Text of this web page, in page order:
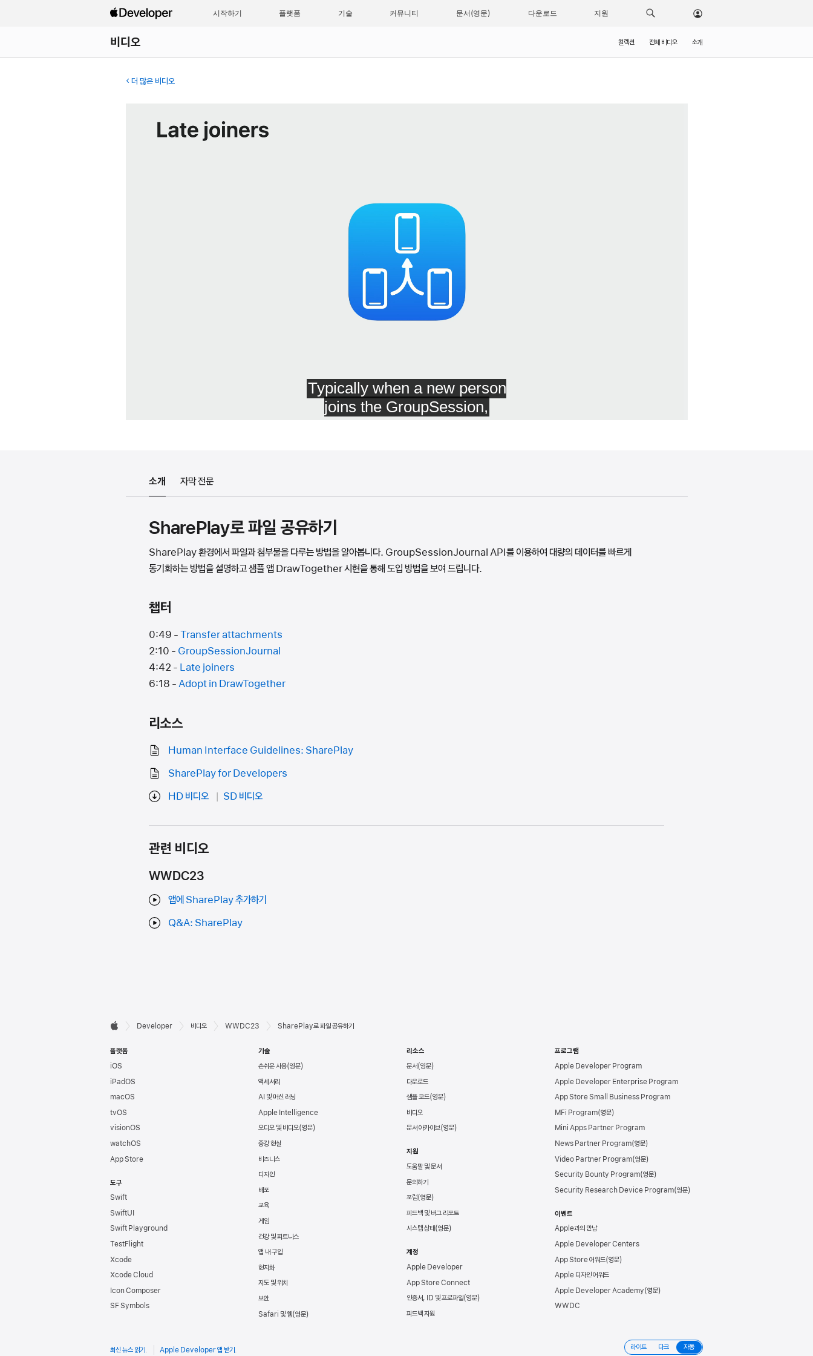
시작하기 플랫폼 기술 커뮤니티 문서 다운로드 지원
비디오 컬렉션 전체 비디오 소개
더 많은 비디오
소개 자막 전문
SharePlay로 파일 공유하기
SharePlay 환경에서 파일과 첨부물을 다루는 방법을 알아봅니다. GroupSessionJournal API를 이용하여 대량의 데이터를 빠르게
동기화하는 방법을 설명하고 샘플 앱 DrawTogether 시현을 통해 도입 방법을 보여 드립니다.
챕터
0:49 -Transfer attachments
2:10 - GroupSessionJournal
4:42 - Late joiners
6:18 -Adopt in DrawTogether
리소스
Human Interface Guidelines: SharePlay
SharePlay for Developers
HD 비디오
SD 비디오
관련 비디오
WWDC23
앱에 SharePlay 추가하기
Q&A: SharePlay
Developer
바닥글

Developer 비디오 WWDC23 SharePlay로 파일 공유하기
플랫폼
iOS
iPadOS
macOS
tvOS
visionOS
watchOS
App Store
도구
Swift
SwiftUI
Swift Playground
TestFlight
Xcode
Xcode Cloud
Icon Composer
SF Symbols
기술
손쉬운 사용
액세서리
AI 및 머신 러닝
Apple Intelligence
오디오 및 비디오
증강 현실
비즈니스
디자인
배포
교육
게임
건강 및 피트니스
앱 내 구입
현지화
지도 및 위치
보안
Safari 및 웹
리소스
문서
다운로드
샘플 코드
비디오
문서 아카이브
지원
도움말 및 문서
문의하기
포럼
피드백 및 버그 리포트
시스템 상태
계정
Apple Developer
App Store Connect
인증서, ID 및 프로파일
피드백 지원
프로그램
Apple Developer Program
Apple Developer Enterprise Program
App Store Small Business Program
MFi Program
Mini Apps Partner Program
News Partner Program
Video Partner Program
Security Bounty Program
Security Research Device Program
이벤트
Apple과의 만남
Apple Developer Centers
App Store 어워드
Apple 디자인 어워드
Apple Developer Academy
WWDC
최신 뉴스 읽기 Apple Developer 앱 받기 라이트 다크 자동